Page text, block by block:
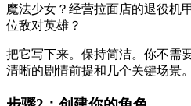
魔法少女？经营拉面店的退役机
位敌对英雄？
把它写下来。保持简洁。你不
清晰的剧情前提和几个关键场景。